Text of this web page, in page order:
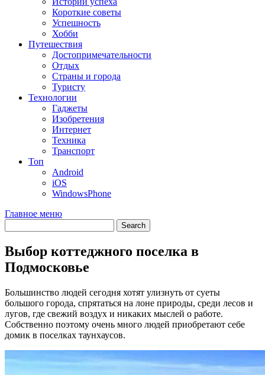
Короткие советы
Успешность
Хобби
Путешествия
Достопримечательности
Отдых
Страны и города
Туристу
Технологии
Гаджеты
Изобретения
Интернет
Техника
Транспорт
Топ
Android
iOS
WindowsPhone
Главное меню
Выбор коттеджного поселка в
Подмосковье
Большинство людей сегодня хотят улизнуть от суеты
большого города, спрятаться на лоне природы, среди лесов и
лугов, где свежий воздух и никаких мыслей о работе.
Собственно поэтому очень много людей приобретают себе
домик в поселках таунхаусов.